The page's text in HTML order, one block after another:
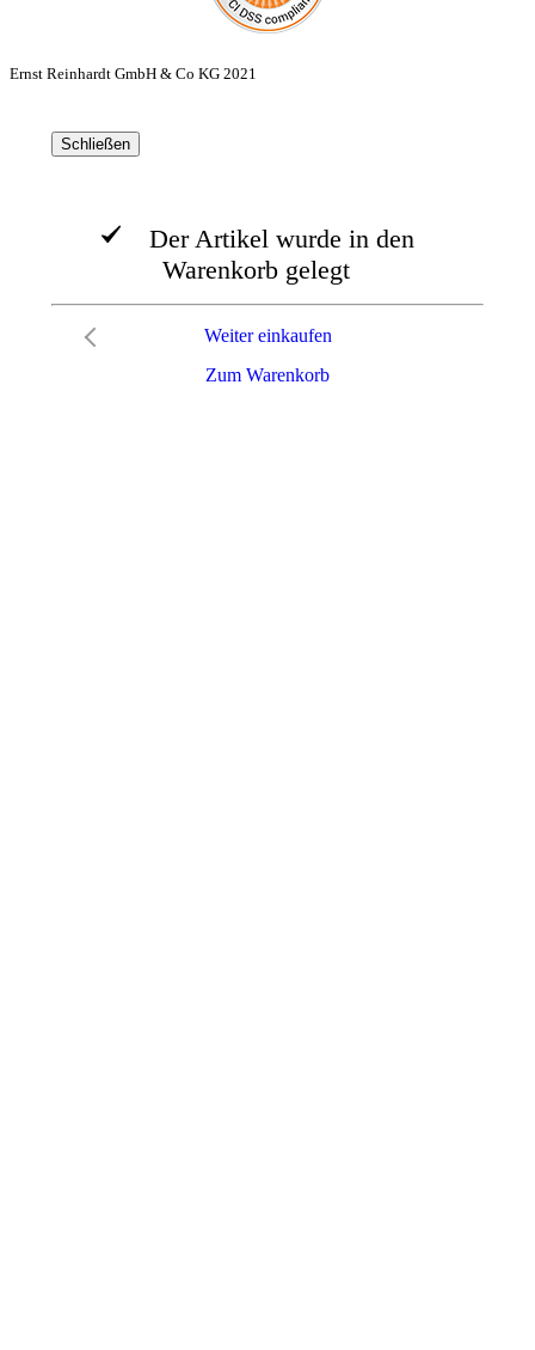
Ernst Reinhardt GmbH & Co KG 2021
Schließen
Der Artikel wurde in den
Warenkorb gelegt
Zum Warenkorb
Weiter einkaufen